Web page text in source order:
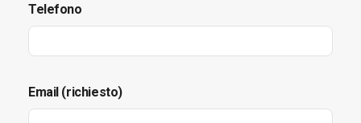
Telefono
Email (richiesto)